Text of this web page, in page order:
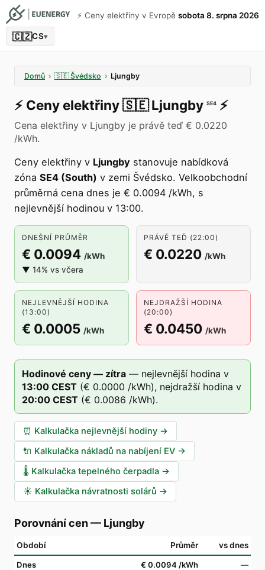
⚡️ Ceny elektřiny v Evropě sobota 8. srpna 2026
🇨🇿CS▾
Domů › 🇸🇪 Švédsko › Ljungby
⚡️ Ceny elektřiny🇸🇪 Ljungby SE4 ⚡️
Cena elektřiny v Ljungby je právě teď € 0.0220
/kWh.
Ceny elektřiny v Ljungby stanovuje nabídková
zóna SE4 (South) v zemi Švédsko. Velkoobchodní
průměrná cena dnes je € 0.0094 /kWh, s
nejlevnější hodinou v 13:00.
DNEŠNÍ PRŮMĚR
€ 0.0094 /kWh
▼ 14% vs včera
PRÁVĚ TEĎ (22:00)
€ 0.0220 /kWh
NEJLEVNĚJŠÍ HODINA
(13:00)
€ 0.0005 /kWh
NEJDRAŽŠÍ HODINA
(20:00)
€ 0.0450 /kWh
Hodinové ceny — zítra — nejlevnější hodina v
13:00 CEST (€ 0.0000 /kWh), nejdražší hodina v
20:00 CEST (€ 0.0086 /kWh).
⏰ Kalkulačka nejlevnější hodiny →
🔌 Kalkulačka nákladů na nabíjení EV →
🌡️ Kalkulačka tepelného čerpadla →
☀️ Kalkulačka návratnosti solárů →
Porovnání cen — Ljungby
Období Průměr vs dnes
Dnes € 0.0094 /kWh
—